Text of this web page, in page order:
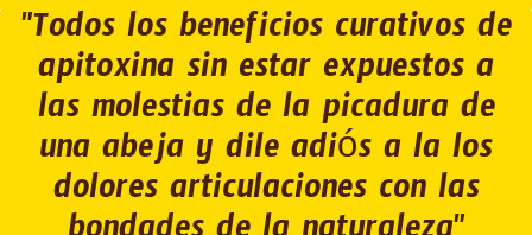
"Todos los beneficios curativos de
apitoxina sin estar expuestos a
las molestias de la picadura de
una abeja y dile adiós a la los
dolores articulaciones con las